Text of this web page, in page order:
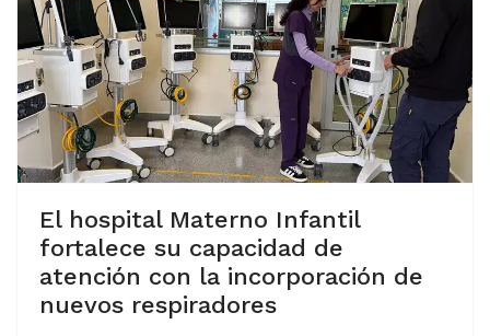
El hospital Materno Infantil
fortalece su capacidad de
atención con la incorporación de
nuevos respiradores